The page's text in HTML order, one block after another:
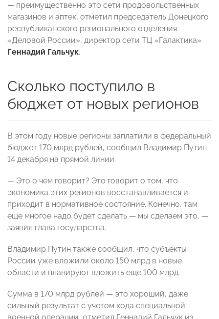
— преимущественно это сети продовольственных
магазинов и аптек, отметил председатель Донецкого
республиканского регионального отделения
«Деловой России», директор сети ТЦ «Галактика»
Геннадий Гальчук.
Сколько поступило в
бюджет от новых регионов
В этом году новые регионы заплатили в федеральный
бюджет 170 млрд рублей, сообщил Владимир Путин
14 декабря на прямой линии.
— Это о чем говорит? Это говорит о том, что
экономика этих регионов восстанавливается и
приходит в нормативное состояние. Конечно, там
еще многое надо будет сделать — мы сделаем это, —
заявил глава государства.
Владимир Путин также сообщил, что субъекты
России уже вложили около 150 млрд в новые
области и планируют вложить еще 100 млрд.
Сумма в 170 млрд рублей — это хороший, даже
сильный результат с учетом хода специальной